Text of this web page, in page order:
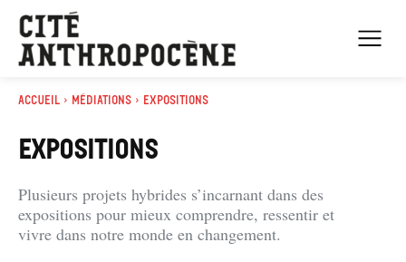
Accueil Médiations Expositions
EXPOSITIONS
Plusieurs projets hybrides s’incarnant dans des
expositions pour mieux comprendre, ressentir et
vivre dans notre monde en changement.